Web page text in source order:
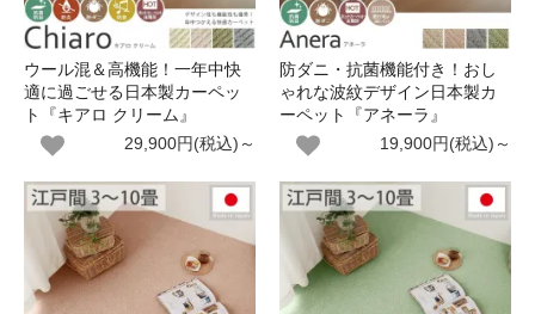
ウール混＆高機能！一年中快
適に過ごせる日本製カーペッ
ト『キアロ クリーム』
29,900円(税込)～
防ダニ・抗菌機能付き！おし
ゃれな波紋デザイン日本製カ
ーペット『アネーラ』
19,900円(税込)～